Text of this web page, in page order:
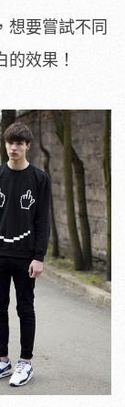
想要嘗試不同
效果！